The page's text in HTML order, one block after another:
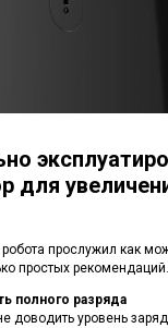
для
прослужил как
простых рекомендаций.
полного разряда
доводить уровень